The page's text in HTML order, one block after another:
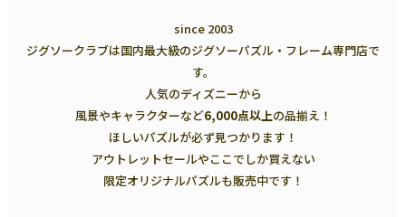
since 2003
ジグソークラブは国内最大級のジグソーパズル・フレーム専門店で
す。
人気のディズニーから
風景やキャラクターなど6,000点以上の品揃え！
ほしいパズルが必ず見つかります！
アウトレットセールやここでしか買えない
限定オリジナルパズルも販売中です！